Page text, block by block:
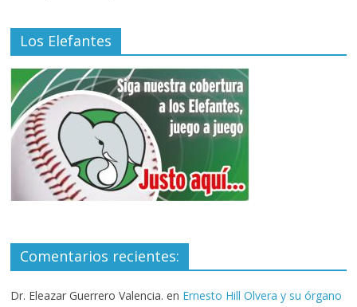
Los Elefantes
Comentarios recientes:
Dr. Eleazar Guerrero Valencia. en Ernesto Hill Olvera y su órgano